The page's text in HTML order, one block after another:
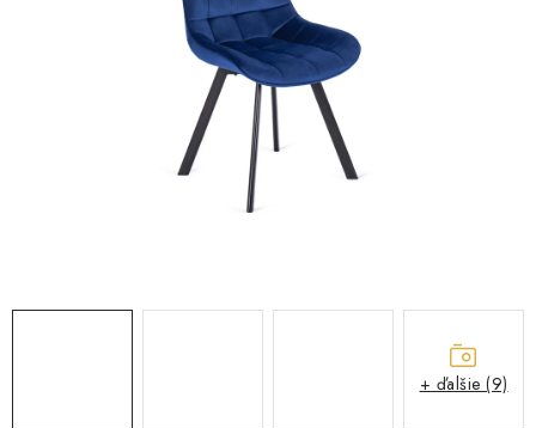
ZÁHRADNÝ NÁBYTOK
STOJANY A REGÁLY
+ ďalšie (9)